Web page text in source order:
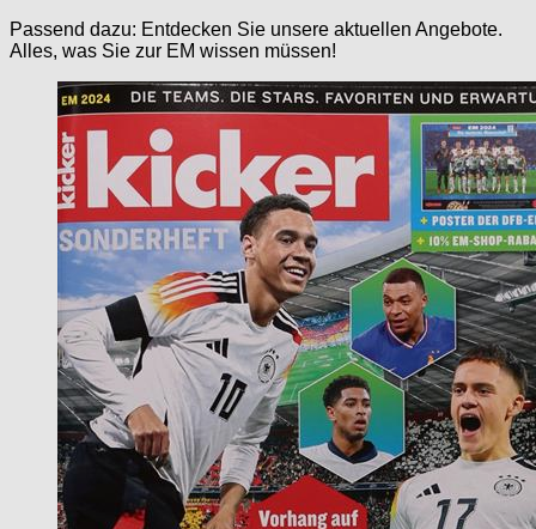
Passend dazu: Entdecken Sie unsere aktuellen Angebote.
Alles, was Sie zur EM wissen müssen!